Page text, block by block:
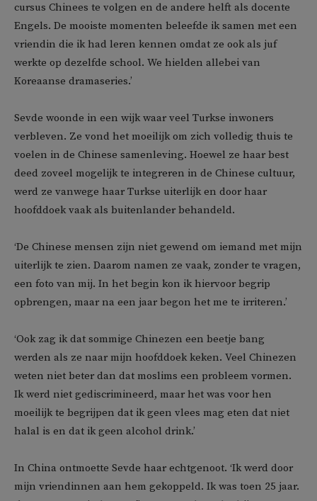
cursus Chinees te volgen en de andere helft als docente
Engels. De mooiste momenten beleefde ik samen met een
vriendin die ik had leren kennen omdat ze ook als juf
werkte op dezelfde school. We hielden allebei van
Koreaanse dramaseries.’
Sevde woonde in een wijk waar veel Turkse inwoners
verbleven. Ze vond het moeilijk om zich volledig thuis te
voelen in de Chinese samenleving. Hoewel ze haar best
deed zoveel mogelijk te integreren in de Chinese cultuur,
werd ze vanwege haar Turkse uiterlijk en door haar
hoofddoek vaak als buitenlander behandeld.
‘De Chinese mensen zijn niet gewend om iemand met mijn
uiterlijk te zien. Daarom namen ze vaak, zonder te vragen,
een foto van mij. In het begin kon ik hiervoor begrip
opbrengen, maar na een jaar begon het me te irriteren.’
‘Ook zag ik dat sommige Chinezen een beetje bang
werden als ze naar mijn hoofddoek keken. Veel Chinezen
weten niet beter dan dat moslims een probleem vormen.
Ik werd niet gediscrimineerd, maar het was voor hen
moeilijk te begrijpen dat ik geen vlees mag eten dat niet
halal is en dat ik geen alcohol drink.’
In China ontmoette Sevde haar echtgenoot. ‘Ik werd door
mijn vriendinnen aan hem gekoppeld. Ik was toen 25 jaar.